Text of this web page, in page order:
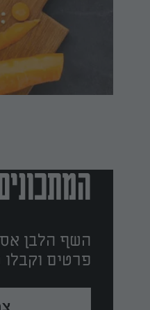
השף הלבן
פרטים